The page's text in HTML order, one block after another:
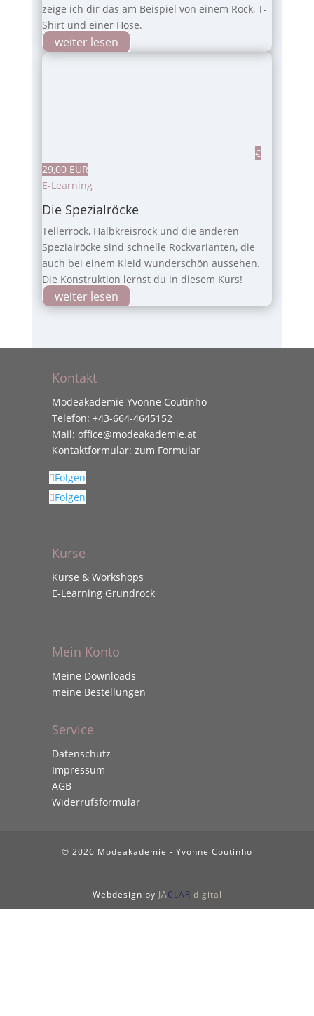
zeige ich dir das am Beispiel von einem Rock, T-
Shirt und einer Hose.
weiter lesen
€
29,00 EUR
E-Learning
Die Spezialröcke
Tellerrock, Halbkreisrock und die anderen
Spezialröcke sind schnelle Rockvarianten, die
auch bei einem Kleid wunderschön aussehen.
Die Konstruktion lernst du in diesem Kurs!
weiter lesen
Kontakt
Modeakademie Yvonne Coutinho
Telefon: +43-664-4645152
Mail: office@modeakademie.at
Kontaktformular: zum Formular
Folgen
Folgen
Kurse
Kurse & Workshops
E-Learning Grundrock
Mein Konto
Meine Downloads
meine Bestellungen
Service
Datenschutz
Impressum
AGB
Widerrufsformular
© 2026 Modeakademie - Yvonne Coutinho
Webdesign by JACLAR digital